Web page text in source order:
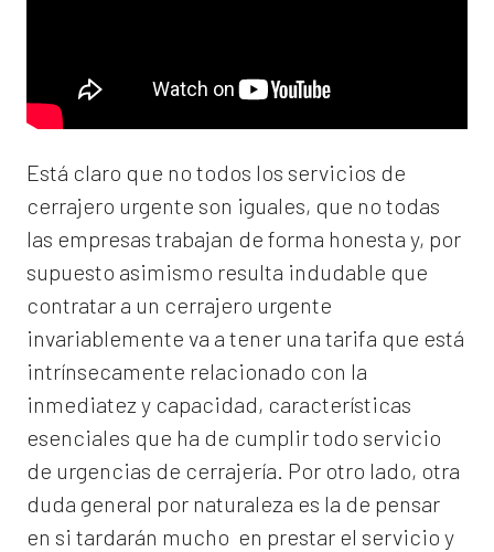
Está claro que no todos los servicios de
cerrajero urgente son iguales, que no todas
las empresas trabajan de forma honesta y, por
supuesto asimismo resulta indudable que
contratar a un cerrajero urgente
invariablemente va a tener una tarifa que está
intrínsecamente relacionado con la
inmediatez y capacidad, características
esenciales que ha de cumplir todo servicio
de urgencias de cerrajería. Por otro lado, otra
duda general por naturaleza es la de pensar
en si tardarán mucho en prestar el servicio y